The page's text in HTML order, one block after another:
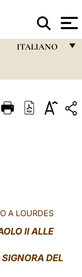
ITALIANO
ITALIANO
中文
A LOURDES
II ALLE
DEL